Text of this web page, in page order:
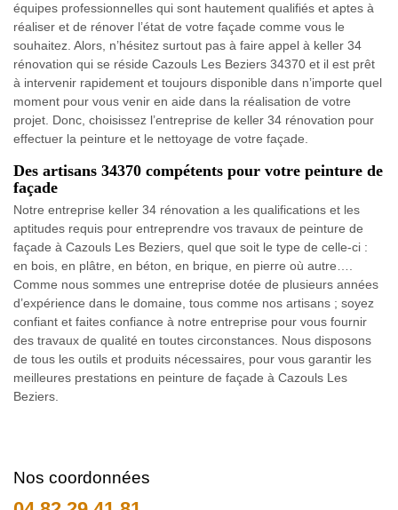
équipes professionnelles qui sont hautement qualifiés et aptes à
réaliser et de rénover l’état de votre façade comme vous le
souhaitez. Alors, n’hésitez surtout pas à faire appel à keller 34
rénovation qui se réside Cazouls Les Beziers 34370 et il est prêt
à intervenir rapidement et toujours disponible dans n’importe quel
moment pour vous venir en aide dans la réalisation de votre
projet. Donc, choisissez l’entreprise de keller 34 rénovation pour
effectuer la peinture et le nettoyage de votre façade.
Des artisans 34370 compétents pour votre peinture de
façade
Notre entreprise keller 34 rénovation a les qualifications et les
aptitudes requis pour entreprendre vos travaux de peinture de
façade à Cazouls Les Beziers, quel que soit le type de celle-ci :
en bois, en plâtre, en béton, en brique, en pierre où autre….
Comme nous sommes une entreprise dotée de plusieurs années
d’expérience dans le domaine, tous comme nos artisans ; soyez
confiant et faites confiance à notre entreprise pour vous fournir
des travaux de qualité en toutes circonstances. Nous disposons
de tous les outils et produits nécessaires, pour vous garantir les
meilleures prestations en peinture de façade à Cazouls Les
Beziers.
Nos coordonnées